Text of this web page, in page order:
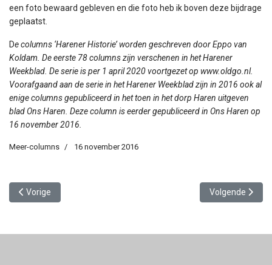
een foto bewaard gebleven en die foto heb ik boven deze bijdrage
geplaatst.
De columns ‘Harener Historie’ worden geschreven door Eppo van
Koldam. De eerste 78 columns zijn verschenen in het Harener
Weekblad. De serie is per 1 april 2020 voortgezet op www.oldgo.nl.
Voorafgaand aan de serie in het Harener Weekblad zijn in 2016 ook al
enige columns gepubliceerd in het toen in het dorp Haren uitgeven
blad Ons Haren. Deze column is eerder gepubliceerd in Ons Haren op
16 november 2016.
Meer-columns 16 november 2016
Vorig artikel: Raadsvergadering, zaterdag 8 oktober 1836
Vorige Volgende
Volgende